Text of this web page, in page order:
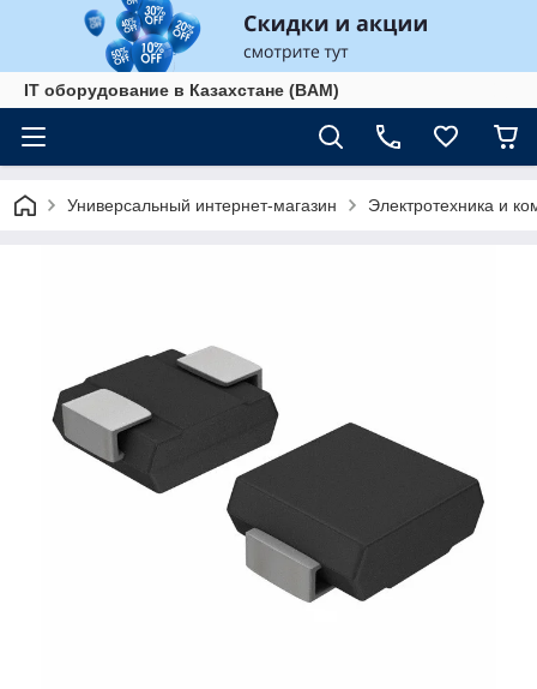
IT оборудование в Казахстане (BAM)
Универсальный интернет-магазин Электротехника и